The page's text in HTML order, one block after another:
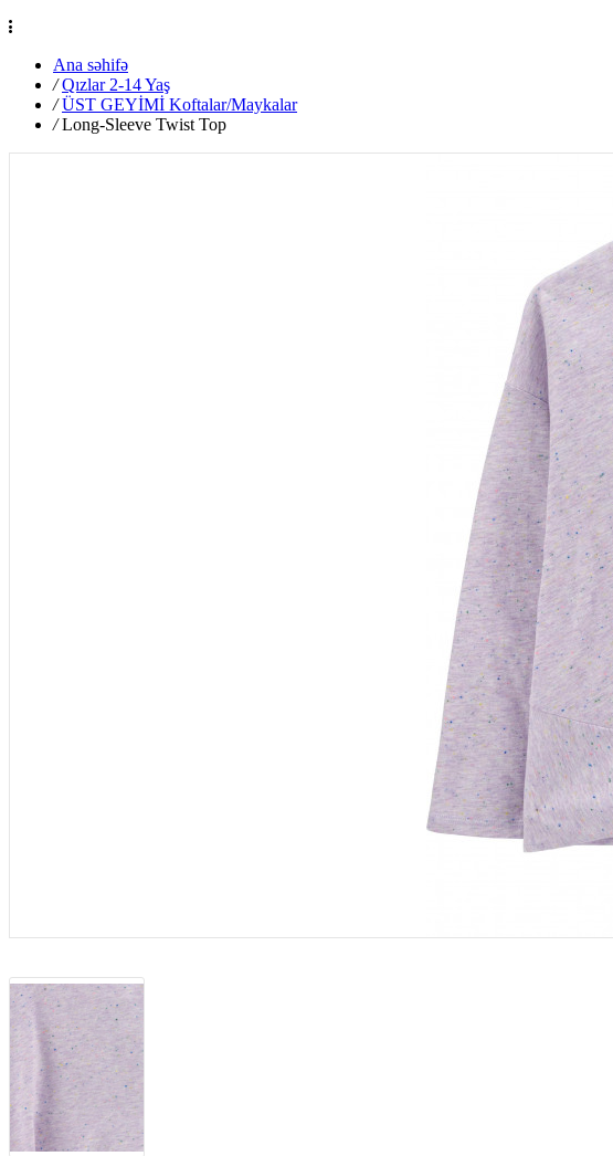
Ana səhifə
/ Qızlar 2-14 Yaş
/ ÜST GEYİMİ Koftalar/Maykalar
/ Long-Sleeve Twist Top